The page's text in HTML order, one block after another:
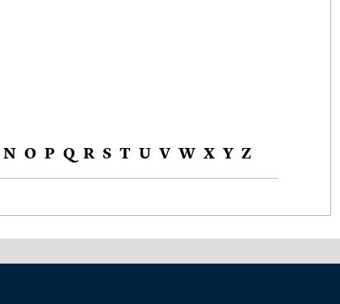
N O P Q R S T U V W X Y Z